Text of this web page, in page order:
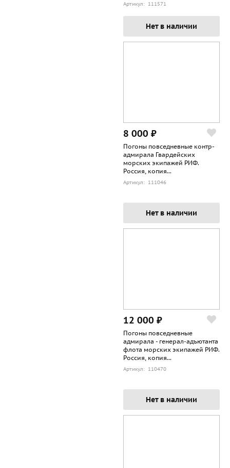
Артикул: 111571
Нет в наличии
8 000 ₽
Погоны повседневные контр-
адмирала Гвардейских
морских экипажей РИФ.
Россия, копия...
Артикул: 111046
Нет в наличии
12 000 ₽
Погоны повседневные
адмирала - генерал-адъютанта
флота морских экипажей РИФ.
Россия, копия...
Артикул: 110470
Нет в наличии